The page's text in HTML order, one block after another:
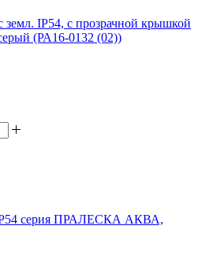
IP54, с прозрачной крышкой
(РА16-0132 (02))
P54 серия ПРАЛЕСКА АКВА,